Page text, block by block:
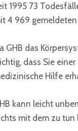
1995 73
4 969
GHB das
dass Sie
Hilfe
kann leicht
mit dem zu tun